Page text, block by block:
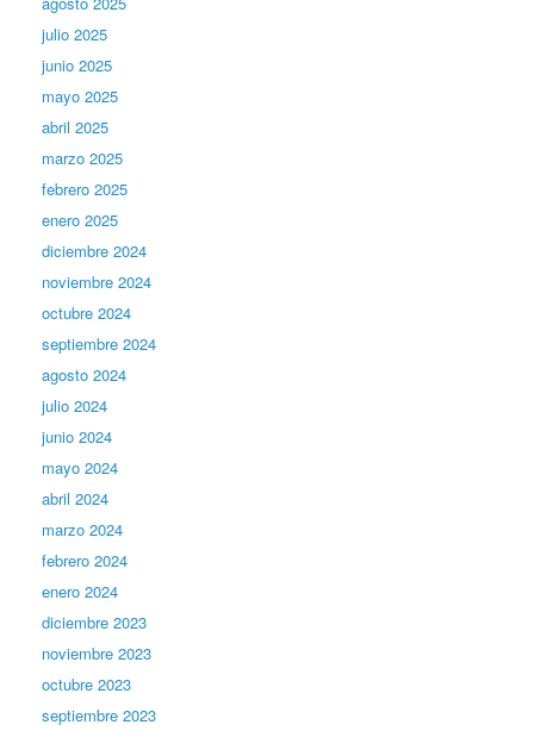
julio 2025
junio 2025
mayo 2025
abril 2025
marzo 2025
febrero 2025
enero 2025
diciembre 2024
noviembre 2024
octubre 2024
septiembre 2024
agosto 2024
julio 2024
junio 2024
mayo 2024
abril 2024
marzo 2024
febrero 2024
enero 2024
diciembre 2023
noviembre 2023
octubre 2023
septiembre 2023